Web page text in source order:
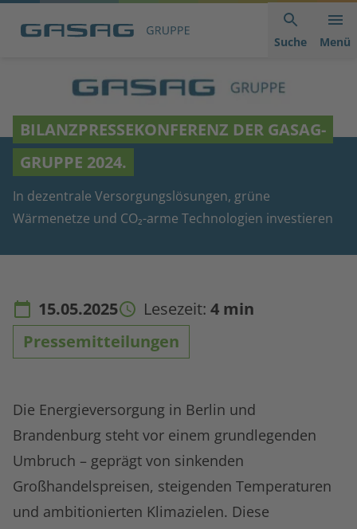
anspringen
der
anspringen
anspringen
Suche Menü
BILANZPRESSEKONFERENZ DER GASAG-
GRUPPE 2024.
In dezentrale Versorgungslösungen, grüne
Wärmenetze und CO₂-arme Technologien investieren
15.05.2025 Lesezeit: 4 min
Pressemitteilungen
Die Energieversorgung in Berlin und
Brandenburg steht vor einem grundlegenden
Umbruch – geprägt von sinkenden
Großhandelspreisen, steigenden Temperaturen
und ambitionierten Klimazielen. Diese